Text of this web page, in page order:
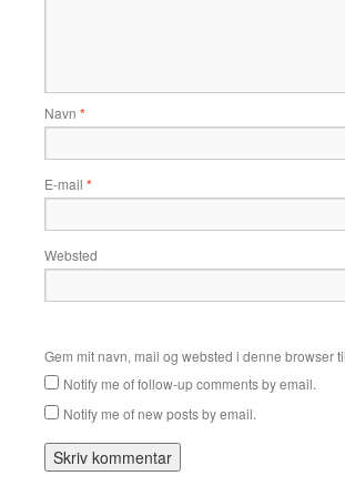
Navn *
E-mail *
Websted
Gem mit navn, mail og websted i denne browser
Notify me of follow-up comments by email.
Notify me of new posts by email.